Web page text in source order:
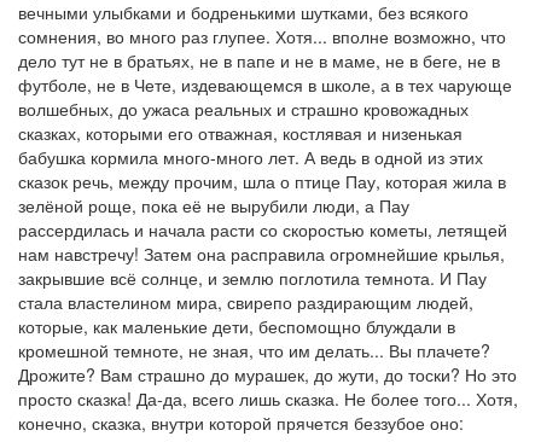
вечными улыбками и бодренькими шутками, без всякого
сомнения, во много раз глупее. Хотя... вполне возможно, что
дело тут не в братьях, не в папе и не в маме, не в беге, не в
футболе, не в Чете, издевающемся в школе, а в тех чарующе
волшебных, до ужаса реальных и страшно кровожадных
сказках, которыми его отважная, костлявая и низенькая
бабушка кормила много-много лет. А ведь в одной из этих
сказок речь, между прочим, шла о птице Пау, которая жила в
зелёной роще, пока её не вырубили люди, а Пау
рассердилась и начала расти со скоростью кометы, летящей
нам навстречу! Затем она расправила огромнейшие крылья,
закрывшие всё солнце, и землю поглотила темнота. И Пау
стала властелином мира, свирепо раздирающим людей,
которые, как маленькие дети, беспомощно блуждали в
кромешной темноте, не зная, что им делать... Вы плачете?
Дрожите? Вам страшно до мурашек, до жути, до тоски? Но это
просто сказка! Да-да, всего лишь сказка. Не более того... Хотя,
конечно, сказка, внутри которой прячется беззубое оно: